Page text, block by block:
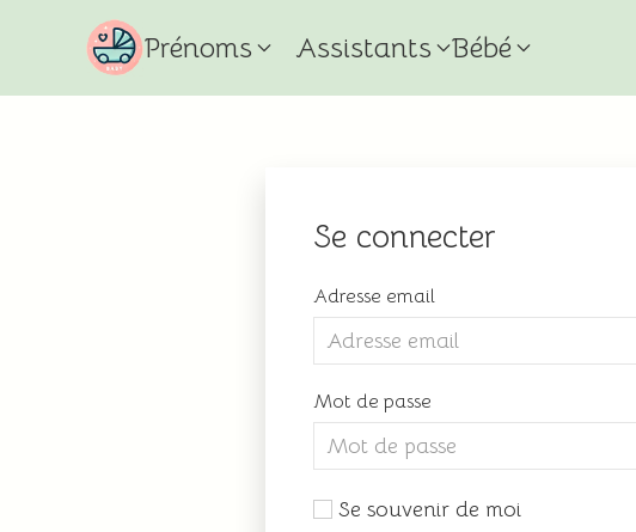
Prénoms Assistants Bébé
Se connecter
Adresse email
Mot de passe
Se souvenir de moi